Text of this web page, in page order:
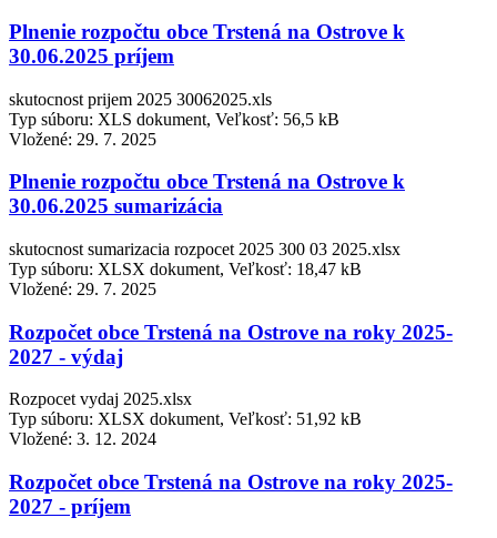
Plnenie rozpočtu obce Trstená na Ostrove k
30.06.2025 príjem
skutocnost prijem 2025 30062025.xls
Typ súboru: XLS dokument, Veľkosť: 56,5 kB
Vložené: 29. 7. 2025
Plnenie rozpočtu obce Trstená na Ostrove k
30.06.2025 sumarizácia
skutocnost sumarizacia rozpocet 2025 300 03 2025.xlsx
Typ súboru: XLSX dokument, Veľkosť: 18,47 kB
Vložené: 29. 7. 2025
Rozpočet obce Trstená na Ostrove na roky 2025-
2027 - výdaj
Rozpocet vydaj 2025.xlsx
Typ súboru: XLSX dokument, Veľkosť: 51,92 kB
Vložené: 3. 12. 2024
Rozpočet obce Trstená na Ostrove na roky 2025-
2027 - príjem